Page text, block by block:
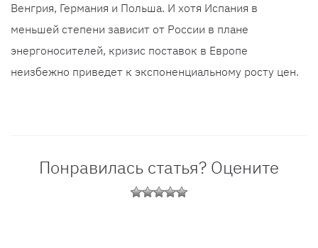
Венгрия, Германия и Польша. И хотя Испания в
меньшей степени зависит от России в плане
энергоносителей, кризис поставок в Европе
неизбежно приведет к экспоненциальному росту цен.
Понравилась статья? Оцените